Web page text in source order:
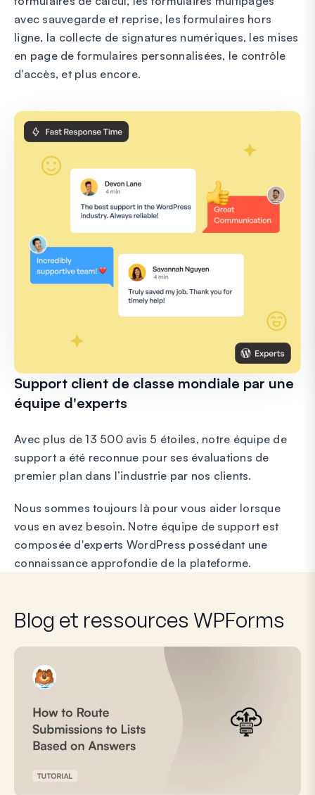
avec sauvegarde et reprise, les formulaires hors
ligne, la collecte de signatures numériques, les mises
en page de formulaires personnalisées, le contrôle
d'accès, et plus encore.
Support client de classe mondiale par une
équipe d'experts
Avec plus de 13 500 avis 5 étoiles, notre équipe de
support a été reconnue pour ses évaluations de
premier plan dans l’industrie par nos clients.
Nous sommes toujours là pour vous aider lorsque
vous en avez besoin. Notre équipe de support est
composée d'experts WordPress possédant une
connaissance approfondie de la plateforme.
Blog et ressources WPForms